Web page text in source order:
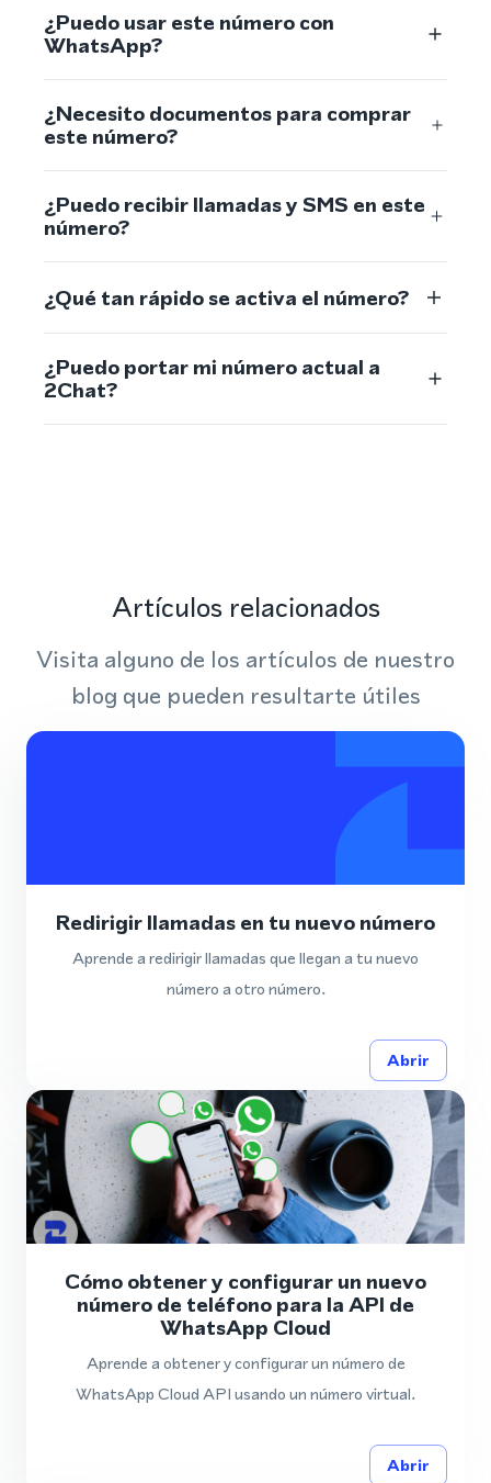
¿Puedo usar este número con
WhatsApp?
¿Necesito documentos para comprar
este número?
¿Puedo recibir llamadas y SMS en este
número?
¿Qué tan rápido se activa el número?
¿Puedo portar mi número actual a
2Chat?
Artículos relacionados
Visita alguno de los artículos de nuestro
blog que pueden resultarte útiles
Redirigir llamadas en tu nuevo número
Aprende a redirigir llamadas que llegan a tu nuevo
número a otro número.
Abrir
Cómo obtener y configurar un nuevo
número de teléfono para la API de
WhatsApp Cloud
Aprende a obtener y configurar un número de
WhatsApp Cloud API usando un número virtual.
Abrir